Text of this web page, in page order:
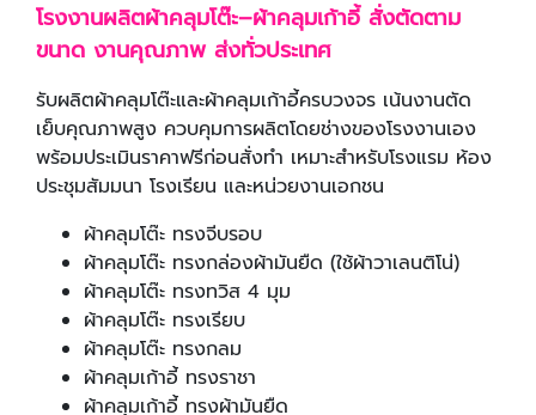
โรงงานผลิตผ้าคลุมโต๊ะ–ผ้าคลุมเก้าอี้ สั่งตัดตาม
ขนาด งานคุณภาพ ส่งทั่วประเทศ
รับผลิตผ้าคลุมโต๊ะและผ้าคลุมเก้าอี้ครบวงจร เน้นงานตัด
เย็บคุณภาพสูง ควบคุมการผลิตโดยช่างของโรงงานเอง
พร้อมประเมินราคาฟรีก่อนสั่งทำ เหมาะสำหรับโรงแรม ห้อง
ประชุมสัมมนา โรงเรียน และหน่วยงานเอกชน
ผ้าคลุมโต๊ะ ทรงจีบรอบ
ผ้าคลุมโต๊ะ ทรงกล่องผ้ามันยืด (ใช้ผ้าวาเลนติโน่)
ผ้าคลุมโต๊ะ ทรงทวิส 4 มุม
ผ้าคลุมโต๊ะ ทรงเรียบ
ผ้าคลุมโต๊ะ ทรงกลม
ผ้าคลุมเก้าอี้ ทรงราชา
ผ้าคลุมเก้าอี้ ทรงผ้ามันยืด